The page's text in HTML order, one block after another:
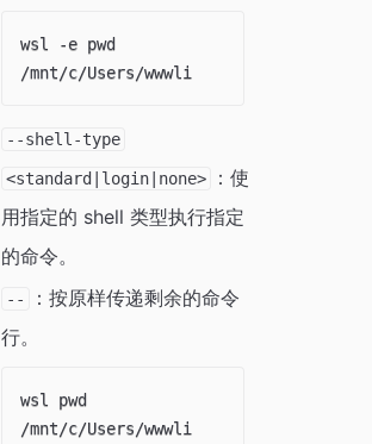
wsl -e pwd
/mnt/c/Users/wwwli
--shell-type
<standard|login|none>
：使
用指定的 shell 类型执行指定
的命令。
--
：按原样传递剩余的命令
行。
wsl pwd
/mnt/c/Users/wwwli